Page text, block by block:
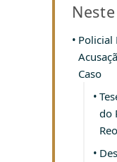
Policial
Caso
do
Reo